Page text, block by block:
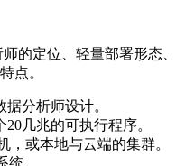
的定位、轻量部署形态、
点。
分析师设计。
几兆的可执行程序。
，或本地与云端的集群。
统。